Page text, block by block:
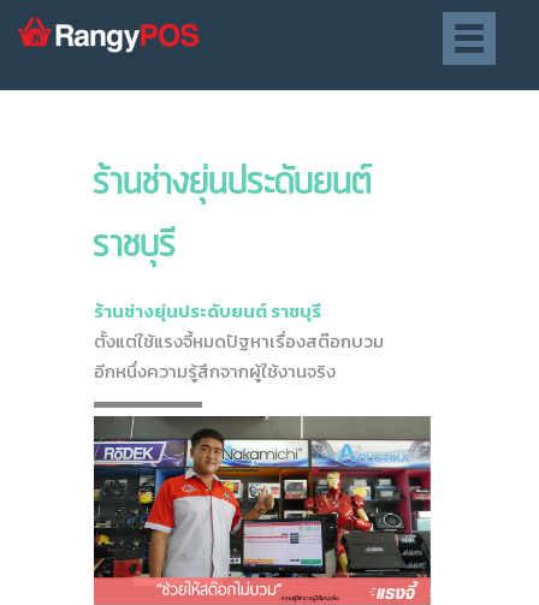
ร้านช่างยุ่นประดับยนต์
ราชบุรี
ร้านช่างยุ่นประดับยนต์ ราชบุรี
ตั้งแต่ใช้แรงจี้หมดปัฐหาเรื่องสต๊อกบวม
อีกหนึ่งความรู้สึกจากผู้ใช้งานจริง
▬▬▬▬▬▬